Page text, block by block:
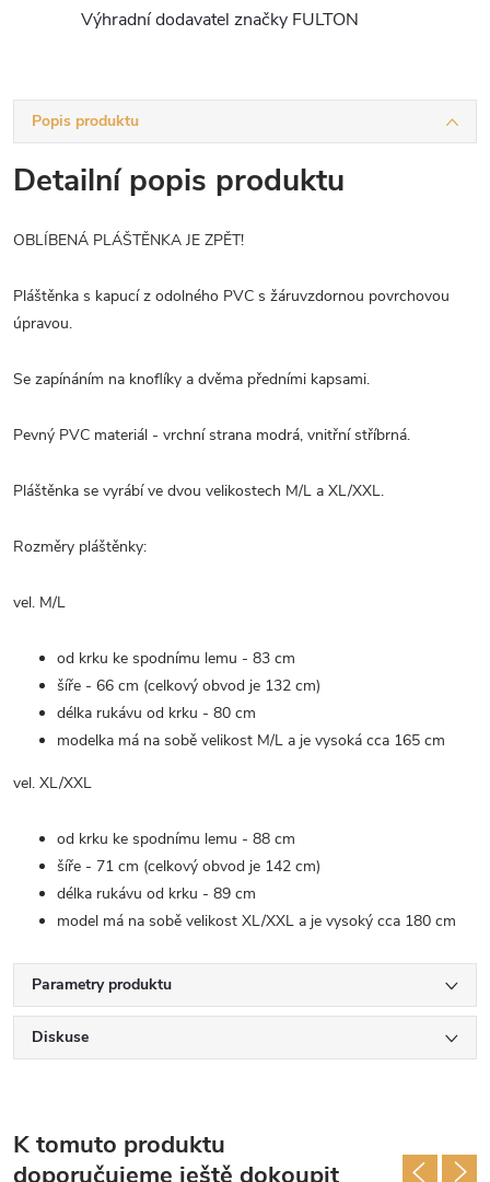
Výhradní dodavatel značky FULTON
Popis produktu
Detailní popis produktu
OBLÍBENÁ PLÁŠTĚNKA JE ZPĚT!
Pláštěnka s kapucí z odolného PVC s žáruvzdornou povrchovou
úpravou.
Se zapínáním na knoflíky a dvěma předními kapsami.
Pevný PVC materiál - vrchní strana modrá, vnitřní stříbrná.
Pláštěnka se vyrábí ve dvou velikostech M/L a XL/XXL.
Rozměry pláštěnky:
vel. M/L
od krku ke spodnímu lemu - 83 cm
šíře - 66 cm (celkový obvod je 132 cm)
délka rukávu od krku - 80 cm
modelka má na sobě velikost M/L a je vysoká cca 165 cm
vel. XL/XXL
od krku ke spodnímu lemu - 88 cm
šíře - 71 cm (celkový obvod je 142 cm)
délka rukávu od krku - 89 cm
model má na sobě velikost XL/XXL a je vysoký cca 180 cm
Parametry produktu
Diskuse
K tomuto produktu
doporučujeme ještě dokoupit